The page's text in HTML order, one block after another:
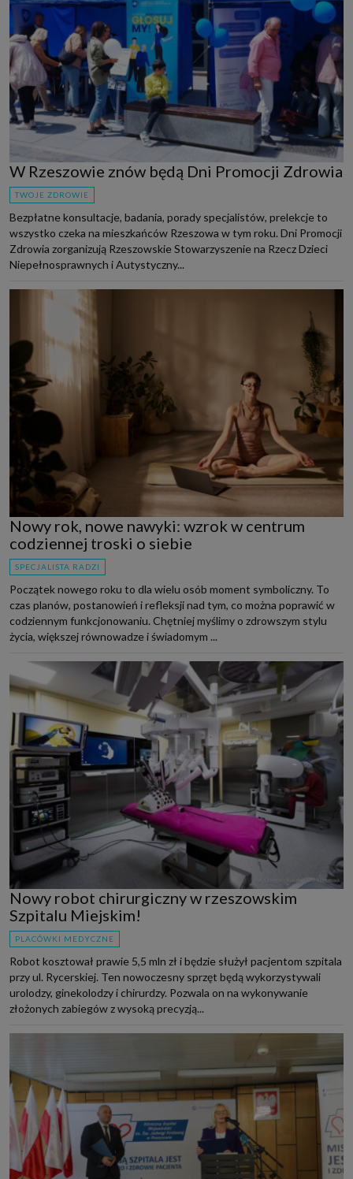
W Rzeszowie znów będą Dni Promocji Zdrowia
TWOJE ZDROWIE
Bezpłatne konsultacje, badania, porady specjalistów, prelekcje to
wszystko czeka na mieszkańców Rzeszowa w tym roku. Dni Promocji
Zdrowia zorganizują Rzeszowskie Stowarzyszenie na Rzecz Dzieci
Niepełnosprawnych i Autystyczny...
Nowy rok, nowe nawyki: wzrok w centrum
codziennej troski o siebie
SPECJALISTA RADZI
Początek nowego roku to dla wielu osób moment symboliczny. To
czas planów, postanowień i refleksji nad tym, co można poprawić w
codziennym funkcjonowaniu. Chętniej myślimy o zdrowszym stylu
życia, większej równowadze i świadomym ...
Nowy robot chirurgiczny w rzeszowskim
Szpitalu Miejskim!
PLACÓWKI MEDYCZNE
Robot kosztował prawie 5,5 mln zł i będzie służył pacjentom szpitala
przy ul. Rycerskiej. Ten nowoczesny sprzęt będą wykorzystywali
urolodzy, ginekolodzy i chirurdzy. Pozwala on na wykonywanie
złożonych zabiegów z wysoką precyzją...